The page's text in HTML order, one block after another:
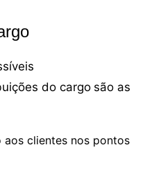
do cargo são as
aos clientes nos pontos